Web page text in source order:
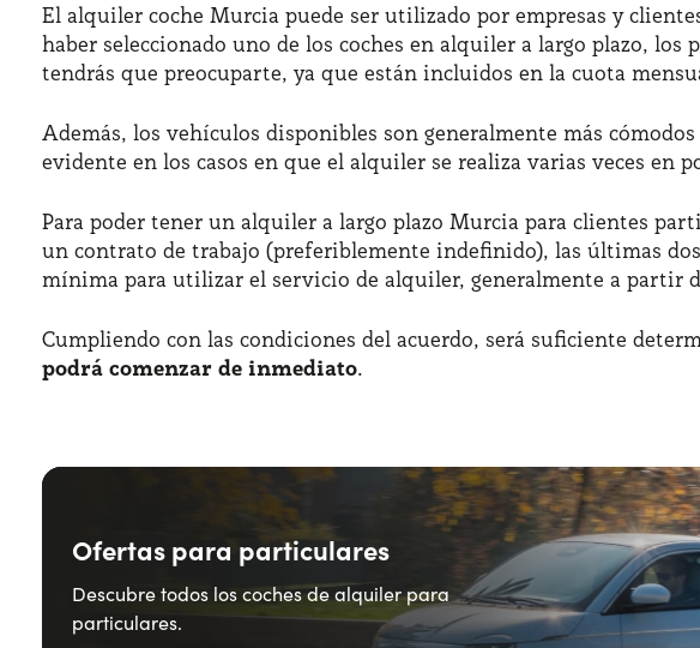
El alquiler coche Murcia puede ser utilizado por empresas y
haber seleccionado uno de los coches en alquiler a largo plazo,
tendrás que preocuparte, ya que están incluidos en la cuota
Además, los vehículos disponibles son generalmente más
evidente en los casos en que el alquiler se realiza varias veces en
Para poder tener un alquiler a largo plazo Murcia para clientes
un contrato de trabajo (preferiblemente indefinido), las últimas
mínima para utilizar el servicio de alquiler, generalmente a partir
Cumpliendo con las condiciones del acuerdo, será suficiente
podrá comenzar de inmediato.
Ofertas para particulares
Descubre todos los coches de alquiler para
particulares.